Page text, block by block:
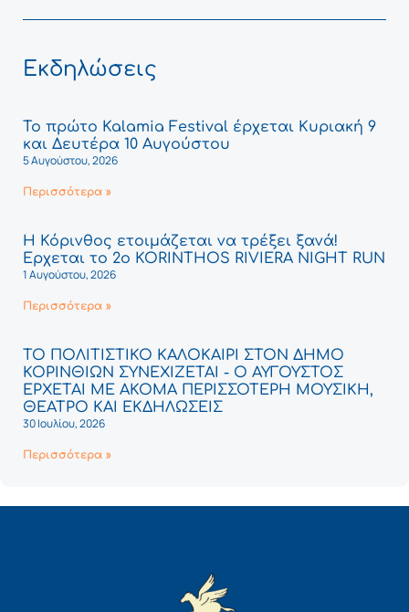
Εκδηλώσεις
Το πρώτο Kalamia Festival έρχεται Κυριακή 9
και Δευτέρα 10 Αυγούστου
5 Αυγούστου, 2026
Περισσότερα »
Η Κόρινθος ετοιμάζεται να τρέξει ξανά!
Έρχεται το 2ο KORINTHOS RIVIERA NIGHT RUN
1 Αυγούστου, 2026
Περισσότερα »
ΤΟ ΠΟΛΙΤΙΣΤΙΚΟ ΚΑΛΟΚΑΙΡΙ ΣΤΟΝ ΔΗΜΟ
ΚΟΡΙΝΘΙΩΝ ΣΥΝΕΧΙΖΕΤΑΙ - Ο ΑΥΓΟΥΣΤΟΣ
ΕΡΧΕΤΑΙ ΜΕ ΑΚΟΜΑ ΠΕΡΙΣΣΟΤΕΡΗ ΜΟΥΣΙΚΗ,
ΘΕΑΤΡΟ ΚΑΙ ΕΚΔΗΛΩΣΕΙΣ
30 Ιουλίου, 2026
Περισσότερα »